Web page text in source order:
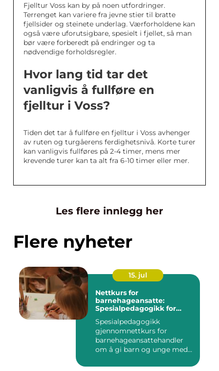
Fjelltur Voss kan by på noen utfordringer.
Terrenget kan variere fra jevne stier til bratte
fjellsider og steinete underlag. Værforholdene kan
også være uforutsigbare, spesielt i fjellet, så man
bør være forberedt på endringer og ta
nødvendige forholdsregler.
Hvor lang tid tar det
vanligvis å fullføre en
fjelltur i Voss?
Tiden det tar å fullføre en fjelltur i Voss avhenger
av ruten og turgåerens ferdighetsnivå. Korte turer
kan vanligvis fullføres på 2-4 timer, mens mer
krevende turer kan ta alt fra 6-10 timer eller mer.
Les flere innlegg her
Flere nyheter
15. jul
Nettkurs for
barnehageansatte:
Spesialpedagogikk for
Spesialpedagogikk
gjennomnettkurs for
barnehageansattehandler
om å gi barn og unge med